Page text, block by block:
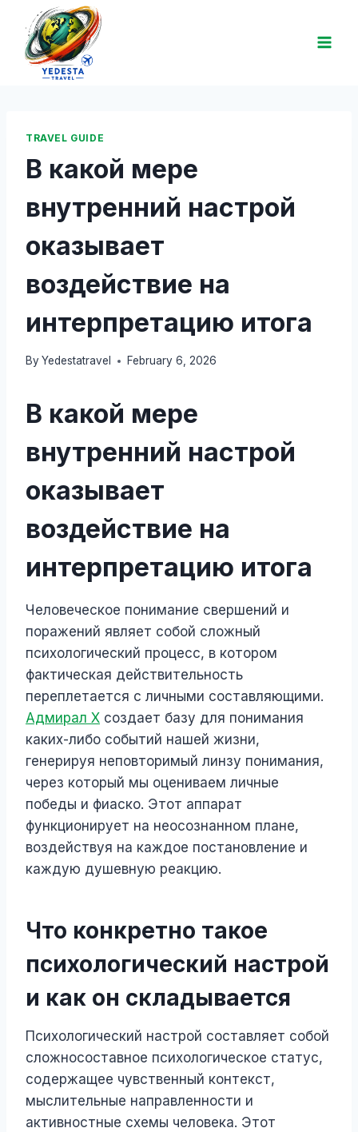
TRAVEL GUIDE
В какой мере
внутренний настрой
оказывает
воздействие на
интерпретацию итога
By Yedestatravel February 6, 2026
В какой мере
внутренний настрой
оказывает
воздействие на
интерпретацию итога
Человеческое понимание свершений и
поражений являет собой сложный
психологический процесс, в котором
фактическая действительность
переплетается с личными составляющими.
Адмирал Х создает базу для понимания
каких-либо событий нашей жизни,
генерируя неповторимый линзу понимания,
через который мы оцениваем личные
победы и фиаско. Этот аппарат
функционирует на неосознанном плане,
воздействуя на каждое постановление и
каждую душевную реакцию.
Что конкретно такое
психологический настрой
и как он складывается
Психологический настрой составляет собой
сложносоставное психологическое статус,
содержащее чувственный контекст,
мыслительные направленности и
активностные схемы человека. Этот